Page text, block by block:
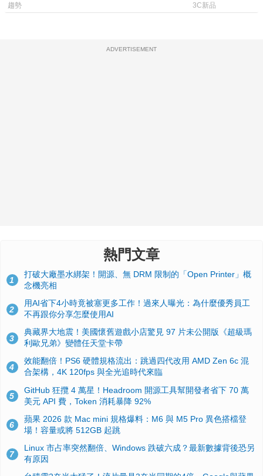
測一次看
趨勢
條 USB-C 就
3C新品
ADVERTISEMENT
熱門文章
1
打破大廠墨水綁架！開源、無 DRM 限制的「Open Printer」概
念機亮相
2
用AI省下4小時竟被塞更多工作！過來人曝光：為什麼優秀員工
不再跟你分享怎麼使用AI
3
典藏界大地震！美國懷舊遊戲小店驚見 97 片未公開版《超級瑪
利歐兄弟》變體任天堂卡帶
4
效能翻倍！PS6 硬體規格流出：跳過四代改用 AMD Zen 6c 混
合架構，4K 120fps 與全光追時代來臨
5
GitHub 狂攬 4 萬星！Headroom 開源工具幫開發者省下 70 萬
美元 API 費，Token 消耗暴降 92%
6
蘋果 2026 款 Mac mini 規格爆料：M6 與 M5 Pro 異色搭檔登
場！容量或將 512GB 起跳
7
Linux 市占率突然翻倍、Windows 跌破六成？最新數據背後恐另
有原因